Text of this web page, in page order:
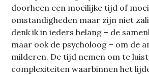
doorheen een moeilijke tijd of
omstandigheden maar zijn niet
denk ik in ieders belang – de
maar ook de psycholoog – om de
milderen. De tijd nemen om te
complexiteiten waarbinnen het